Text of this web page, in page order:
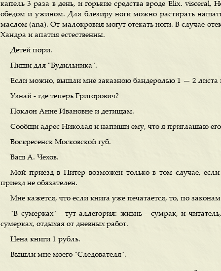
капель 3 раза в день, и горькие средства вроде Elix.
обедом и ужином. Для блезиру ноги можно растирать
маслом (ana). От малокровия могут отекать ноги. В случае
Хандра и апатия естественны.
Детей пори.
Пиши для "Будильника".
Если можно, вышли мне заказною бандеролью 1 — 2 листа
Узнай - где теперь Григорович?
Поклон Анне Ивановне и детищам.
Сообщи адрес Николая и напиши ему, что я приглашаю его
Воскресенск Московской губ.
Ваш А. Чехов.
Мой приезд в Питер возможен только в том случае,
приезд не обязателен.
Мне кажется, что если книга уже печатается, то, по
"В сумерках" - тут аллегория: жизнь - сумрак, и
сумерках, отдыхая от дневных работ.
Цена книги 1 рубль.
Вышли мне моего "Следователя".